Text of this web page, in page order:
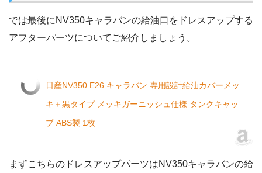
では最後にNV350キャラバンの給油口をドレスアップする
アフターパーツについてご紹介しましょう。
日産NV350 E26 キャラバン 専用設計給油カバーメッ
キ＋黒タイプ メッキガーニッシュ仕様 タンクキャッ
プ ABS製 1枚
まずこちらのドレスアップパーツはNV350キャラバンの給